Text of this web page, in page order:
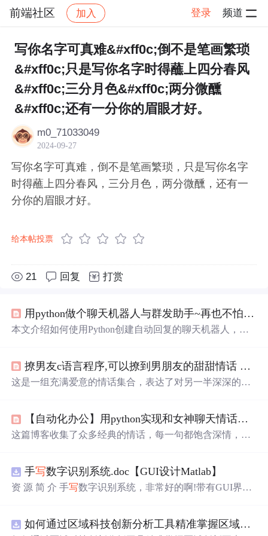
前端社区 加入 登录 频道
社区 前端社区 感慨 帖子详情
写你名字可真难&#xff0c;倒不是笔画繁琐
&#xff0c;只是写你名字时得蘸上四分春风
&#xff0c;三分月色&#xff0c;两分微醺
&#xff0c;还有一分你的眉眼才好。
m0_71033049
2024-09-27
写你名字可真难，倒不是笔画繁琐，只是写你名字
时得蘸上四分春风，三分月色，两分微醺，还有一
分你的眉眼才好。
给本帖投票
21 回复 打赏
用python做个聊天机器人与群发助手~再也不怕没时间回女友，闺蜜被胖揍了~
本文介绍如何使用Python创建自动回复的聊天机器人，包
撩男友c语言程序,可以撩到男朋友的甜甜情话 撩到男生心动的情话大全
这是一组充满爱意的情话集合，表达了对另一半深深的喜
说着陪伴、守护和无尽的爱恋。
【自动化办公】用python实现和女神聊天情话对白，聊天机器人
这篇博客收集了众多经典的情话，每一句都饱含深情，从
着对心上人的深深眷恋和无尽思念。无论是在寂静的夜晚
还是热闹的街头，它们都能触动心底最柔软的部分，让人
手写数字识别系统.doc【GUI设计Matlab】
资 源 简 介 手写数字识别系统，非常好的啊!带有GUI界
带有直观的图形用户界面（GUI），非常容易使用。你只
如何通过区域科技创新分析工具精准掌握区域创新要素分布与产业链融合现状？.docx